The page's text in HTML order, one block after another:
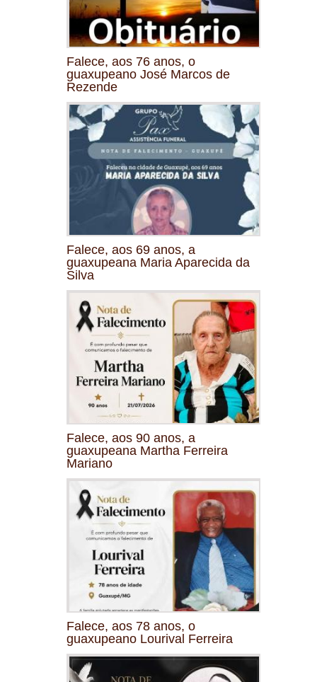
Falece, aos 76 anos, o
guaxupeano José Marcos de
Rezende
Falece, aos 69 anos, a
guaxupeana Maria Aparecida da
Silva
Falece, aos 90 anos, a
guaxupeana Martha Ferreira
Mariano
Falece, aos 78 anos, o
guaxupeano Lourival Ferreira